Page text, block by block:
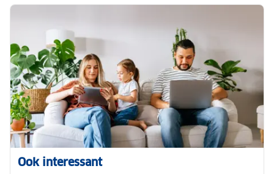
Ook interessant